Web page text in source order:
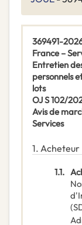
369491-
France –
Entretien
personnels
lots
OJ S 102/
Avis de
Services
1. Acheteur
1.1.